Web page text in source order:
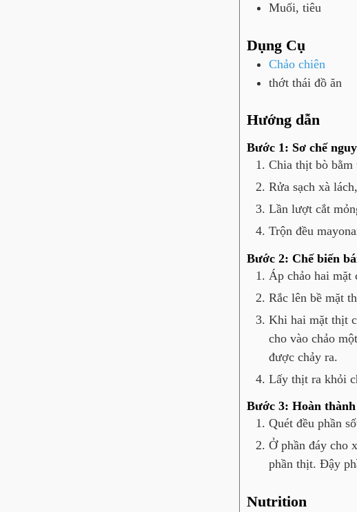
Muối, tiêu
Dụng Cụ
Chảo chiên
thớt thái đồ ăn
Hướng dẫn
Bước 1: Sơ chế
Chia thịt bò bằm
Rửa sạch xà
Lần lượt cắt
Trộn đều
Bước 2: Chế biến
Áp chảo hai mặt
Rắc lên bề mặt
Khi hai mặt thịt
cho vào chảo
được chảy ra.
Lấy thịt ra khỏi
Bước 3: Hoàn thành
Quét đều phần
Ở phần đáy cho
phần thịt. Đậy
Nutrition